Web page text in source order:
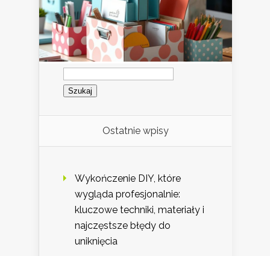
Szukaj:
Ostatnie wpisy
Wykończenie DIY, które
wygląda profesjonalnie:
kluczowe techniki, materiały i
najczęstsze błędy do
uniknięcia